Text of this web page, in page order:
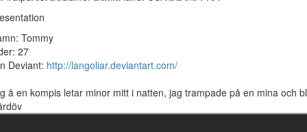
Tommy
27
Deviant: http://langoliar.deviantart.com/
å en kompis letar minor mitt i natten, jag trampade på en mina och